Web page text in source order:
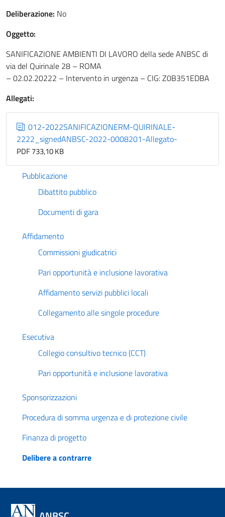
Deliberazione: No
Oggetto:
SANIFICAZIONE AMBIENTI DI LAVORO della sede ANBSC di
via del Quirinale 28 – ROMA
– 02.02.20222 – Intervento in urgenza – CIG: Z0B351EDBA
Allegati:
012-2022SANIFICAZIONERM-QUIRINALE-
2222_signedANBSC-2022-0008201-Allegato-
PDF 733,10 KB
Pubblicazione
Dibattito pubblico
Documenti di gara
Affidamento
Commissioni giudicatrici
Pari opportunità e inclusione lavorativa
Affidamento servizi pubblici locali
Collegamento alle singole procedure
Esecutiva
Collegio consultivo tecnico (CCT)
Pari opportunità e inclusione lavorativa
Sponsorizzazioni
Procedura di somma urgenza e di protezione civile
Finanza di progetto
Delibere a contrarre